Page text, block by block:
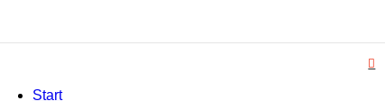
Start